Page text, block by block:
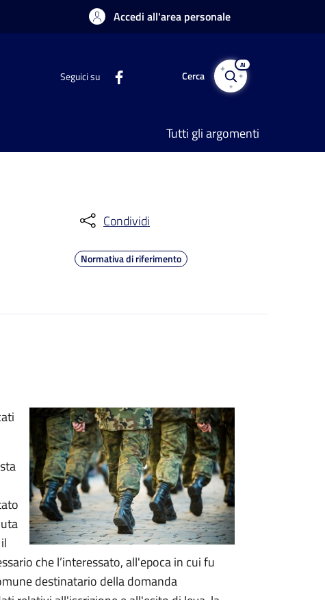
Accedi all'area personale
Seguici su Cerca
AI
Tutti gli argomenti
Condividi
Normativa di riferimento
che l’interessato, all'epoca in cui fu
destinatario della domanda